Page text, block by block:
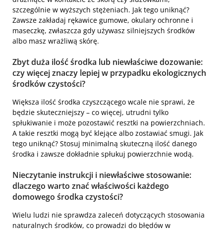
szczególnie w wyższych stężeniach. Jak tego uniknąć?
Zawsze zakładaj rękawice gumowe, okulary ochronne i
maseczkę, zwłaszcza gdy używasz silniejszych środków
albo masz wrażliwą skórę.
Zbyt duża ilość środka lub niewłaściwe dozowanie:
czy więcej znaczy lepiej w przypadku ekologicznych
środków czystości?
Większa ilość środka czyszczącego wcale nie sprawi, że
będzie skuteczniejszy – co więcej, utrudni tylko
spłukiwanie i może pozostawić resztki na powierzchniach.
A takie resztki mogą być klejące albo zostawiać smugi. Jak
tego uniknąć? Stosuj minimalną skuteczną ilość danego
środka i zawsze dokładnie spłukuj powierzchnie wodą.
Nieczytanie instrukcji i niewłaściwe stosowanie:
dlaczego warto znać właściwości każdego
domowego środka czystości?
Wielu ludzi nie sprawdza zaleceń dotyczących stosowania
naturalnych środków, co prowadzi do błędów w